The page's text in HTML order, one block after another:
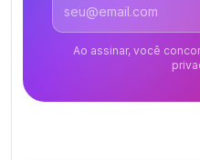
Ao assinar, você